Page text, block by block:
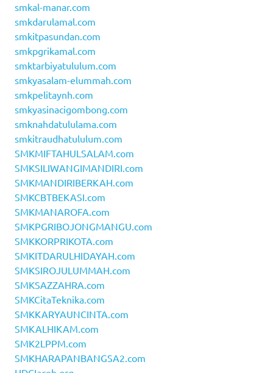
smkal-manar.com
smkdarulamal.com
smkitpasundan.com
smkpgrikamal.com
smktarbiyatululum.com
smkyasalam-elummah.com
smkpelitaynh.com
smkyasinacigombong.com
smknahdatululama.com
smkitraudhatululum.com
SMKMIFTAHULSALAM.com
SMKSILIWANGIMANDIRI.com
SMKMANDIRIBERKAH.com
SMKCBTBEKASI.com
SMKMANAROFA.com
SMKPGRIBOJONGMANGU.com
SMKKORPRIKOTA.com
SMKITDARULHIDAYAH.com
SMKSIROJULUMMAH.com
SMKSAZZAHRA.com
SMKCitaTeknika.com
SMKKARYAUNCINTA.com
SMKALHIKAM.com
SMK2LPPM.com
SMKHARAPANBANGSA2.com